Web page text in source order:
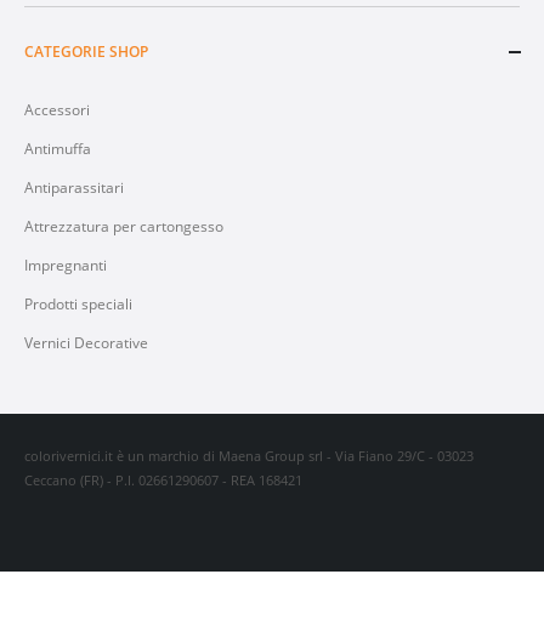
CATEGORIE SHOP
Accessori
Antimuffa
Antiparassitari
Attrezzatura per cartongesso
Impregnanti
Prodotti speciali
Vernici Decorative
colorivernici.it è un marchio di Maena Group srl - Via Fiano 29/C - 03023
Ceccano (FR) - P.I. 02661290607 - REA 168421